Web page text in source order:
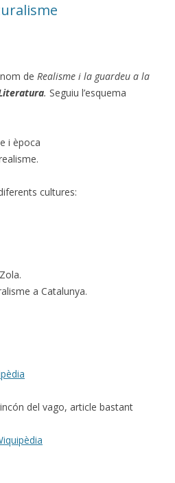
de Realisme i la guardeu a la
. Seguiu l’esquema
i època
cultures:
a Catalunya.
del vago, article bastant